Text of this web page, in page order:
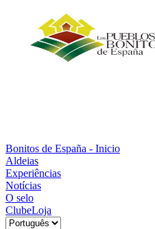
Bonitos de España - Inicio
Aldeias
Experiências
Notícias
O selo
ClubeLoja